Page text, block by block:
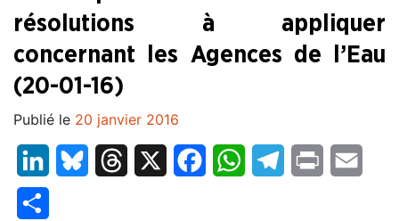
résolutions à appliquer
concernant les Agences de l’Eau
(20-01-16)
Publié le 20 janvier 2016
LinkedInBluesky Threads FacebookWhatsAppTelegram
Print